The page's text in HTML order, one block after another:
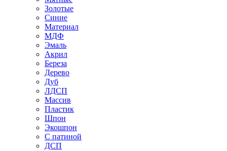
Золотые
Синие
Материал
МДФ
Эмаль
Акрил
Береза
Дерево
Дуб
ЛДСП
Массив
Пластик
Шпон
Экошпон
С патиной
ДСП